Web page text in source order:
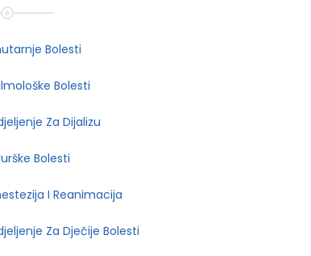
Bolesti
Bolesti
Za Dijalizu
Bolesti
I Reanimacija
Za Dječije Bolesti